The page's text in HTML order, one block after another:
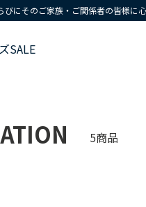
にそのご家族・ご関係者の皆様に
SALE
5商品